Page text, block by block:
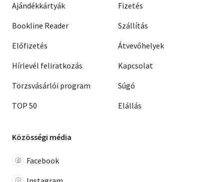
Ajándékkártyák
Bookline Reader
Előfizetés
Hírlevél feliratkozás
Törzsvásárlói program
TOP 50
Fizetés
Szállítás
Átvevőhelyek
Kapcsolat
Súgó
Elállás
Közösségi média
Facebook